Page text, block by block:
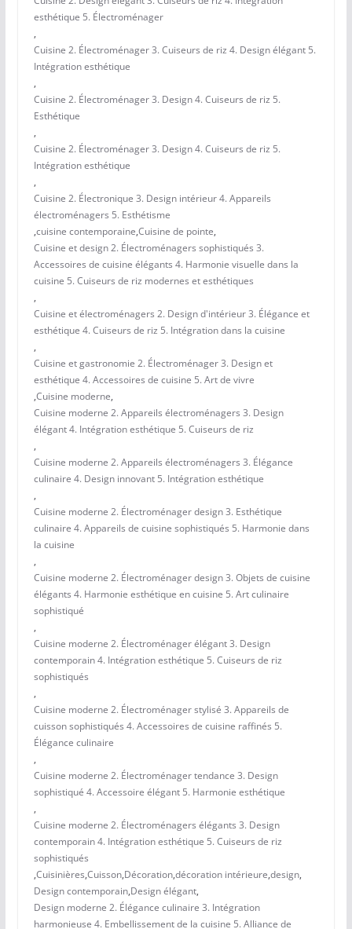
esthétique 5. Électroménager
,
Cuisine 2. Électroménager 3. Cuiseurs de riz 4. Design élégant 5.
Intégration esthétique
,
Cuisine 2. Électroménager 3. Design 4. Cuiseurs de riz 5.
Esthétique
,
Cuisine 2. Électroménager 3. Design 4. Cuiseurs de riz 5.
Intégration esthétique
,
Cuisine 2. Électronique 3. Design intérieur 4. Appareils
électroménagers 5. Esthétisme
,cuisine contemporaine,Cuisine de pointe,
Cuisine et design 2. Électroménagers sophistiqués 3.
Accessoires de cuisine élégants 4. Harmonie visuelle dans la
cuisine 5. Cuiseurs de riz modernes et esthétiques
,
Cuisine et électroménagers 2. Design d'intérieur 3. Élégance et
esthétique 4. Cuiseurs de riz 5. Intégration dans la cuisine
,
Cuisine et gastronomie 2. Électroménager 3. Design et
esthétique 4. Accessoires de cuisine 5. Art de vivre
,Cuisine moderne,
Cuisine moderne 2. Appareils électroménagers 3. Design
élégant 4. Intégration esthétique 5. Cuiseurs de riz
,
Cuisine moderne 2. Appareils électroménagers 3. Élégance
culinaire 4. Design innovant 5. Intégration esthétique
,
Cuisine moderne 2. Électroménager design 3. Esthétique
culinaire 4. Appareils de cuisine sophistiqués 5. Harmonie dans
la cuisine
,
Cuisine moderne 2. Électroménager design 3. Objets de cuisine
élégants 4. Harmonie esthétique en cuisine 5. Art culinaire
sophistiqué
,
Cuisine moderne 2. Électroménager élégant 3. Design
contemporain 4. Intégration esthétique 5. Cuiseurs de riz
sophistiqués
,
Cuisine moderne 2. Électroménager stylisé 3. Appareils de
cuisson sophistiqués 4. Accessoires de cuisine raffinés 5.
Élégance culinaire
,
Cuisine moderne 2. Électroménager tendance 3. Design
sophistiqué 4. Accessoire élégant 5. Harmonie esthétique
,
Cuisine moderne 2. Électroménagers élégants 3. Design
contemporain 4. Intégration esthétique 5. Cuiseurs de riz
sophistiqués
,Cuisinières,Cuisson,Décoration,décoration intérieure,design,
Design contemporain,Design élégant,
Design moderne 2. Élégance culinaire 3. Intégration
harmonieuse 4. Embellissement de la cuisine 5. Alliance de